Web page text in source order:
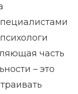
часть
– это